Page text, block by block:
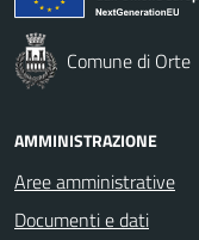
Comune di Orte
AMMINISTRAZIONE
Aree amministrative
Documenti e dati